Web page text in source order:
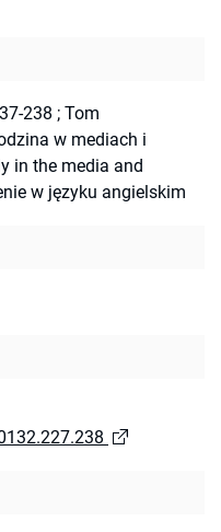
238 ; Tom
w mediach i
in the media and
w języku angielskim